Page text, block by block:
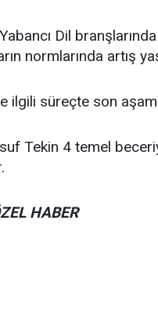
Dil
normlarında artış
ilgili süreçte son
Tekin 4 temel
HABER